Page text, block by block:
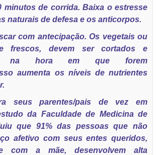
minutos de corrida. Baixa o estresse
naturais de defesa e os anticorpos.
com antecipação. Os vegetais ou
frescos, devem ser cortados e
na hora em que forem
aumenta os níveis de nutrientes
seus parentes/pais de vez em
da Faculdade de Medicina de
que 91% das pessoas que não
afetivo com seus entes queridos,
com a mãe, desenvolvem alta